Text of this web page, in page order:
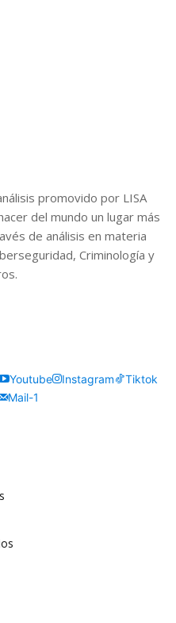
promovido por LISA
del mundo un lugar más
de análisis en materia
Criminología y
Youtube Instagram
Tiktok
Mail-1